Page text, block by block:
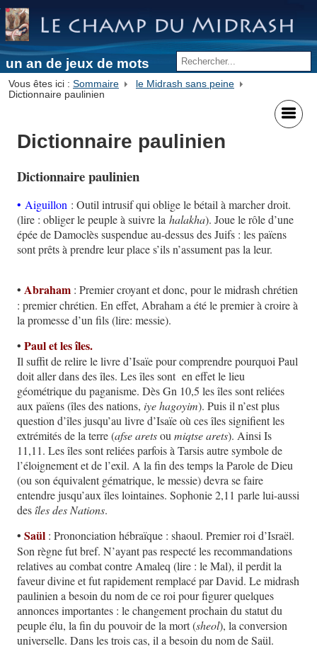
un an de jeux de mots
Vous êtes ici : Sommaire
le Midrash sans peine
Dictionnaire paulinien
Dictionnaire paulinien
Dictionnaire paulinien
• Aiguillon : Outil intrusif qui oblige le bétail à marcher droit.
(lire : obliger le peuple à suivre la halakha). Joue le rôle d’une
épée de Damoclès suspendue au-dessus des Juifs : les païens
sont prêts à prendre leur place s’ils n’assument pas la leur.
• Abraham : Premier croyant et donc, pour le midrash chrétien
: premier chrétien. En effet, Abraham a été le premier à croire à
la promesse d’un fils (lire: messie).
• Paul et les îles.
Il suffit de relire le livre d’Isaïe pour comprendre pourquoi Paul
doit aller dans des îles. Les îles sont en effet le lieu
géométrique du paganisme. Dès Gn 10,5 les îles sont reliées
aux païens (îles des nations, iye hagoyim). Puis il n’est plus
question d’îles jusqu’au livre d’Isaïe où ces îles signifient les
extrémités de la terre (afse aretsou miqtse arets). Ainsi Is
11,11. Les îles sont reliées parfois à Tarsis autre symbole de
l’éloignement et de l’exil. A la fin des temps la Parole de Dieu
(ou son équivalent gématrique, le messie) devra se faire
entendre jusqu’aux îles lointaines. Sophonie 2,11 parle lui-aussi
desîles des Nations.
• Saül : Prononciation hébraïque : shaoul. Premier roi d’Israël.
Son règne fut bref. N’ayant pas respecté les recommandations
relatives au combat contre Amaleq (lire : le Mal), il perdit la
faveur divine et fut rapidement remplacé par David. Le midrash
paulinien a besoin du nom de ce roi pour figurer quelques
annonces importantes : le changement prochain du statut du
peuple élu, la fin du pouvoir de la mort (sheol), la conversion
universelle. Dans les trois cas, il a besoin du nom de Saül.